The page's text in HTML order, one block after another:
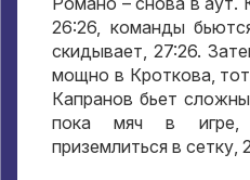
26:26, команды
скидывает, 27:26.
мощно в Кроткова,
Капранов бьет
пока мяч в игре,
приземлиться в сетку,